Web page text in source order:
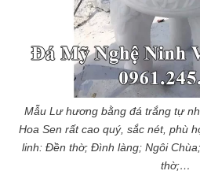
Mẫu Lư hương bằng đá trắng tự
Hoa Sen rất cao quý, sắc nét, phù
linh: Đền thờ; Đình làng; Ngôi
thờ;…